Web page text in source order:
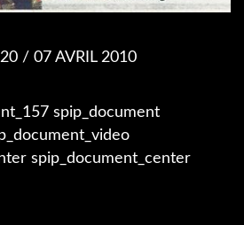
/ 07 AVRIL 2010
spip_document
spip_document_center